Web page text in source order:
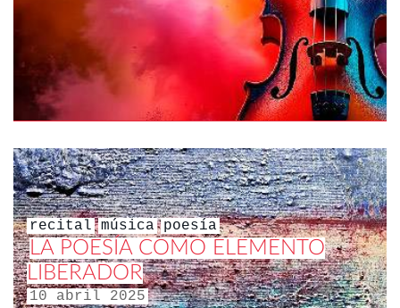
recital música poesía
LA POESÍA COMO ELEMENTO
LIBERADOR
10 abril 2025